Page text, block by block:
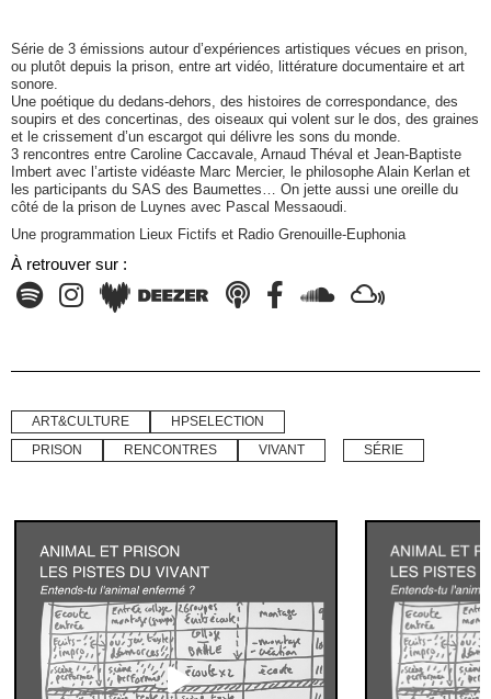
Série de 3 émissions autour d’expériences artistiques vécues en prison,
ou plutôt depuis la prison, entre art vidéo, littérature documentaire et art
sonore.
Une poétique du dedans-dehors, des histoires de correspondance, des
soupirs et des concertinas, des oiseaux qui volent sur le dos, des graines
et le crissement d’un escargot qui délivre les sons du monde.
3 rencontres entre Caroline Caccavale, Arnaud Théval et Jean-Baptiste
Imbert avec l’artiste vidéaste Marc Mercier, le philosophe Alain Kerlan et
les participants du SAS des Baumettes… On jette aussi une oreille du
côté de la prison de Luynes avec Pascal Messaoudi.
Une programmation Lieux Fictifs et Radio Grenouille-Euphonia
À retrouver sur :
ART&CULTURE
HPSELECTION
PRISON
RENCONTRES VIVANT SÉRIE